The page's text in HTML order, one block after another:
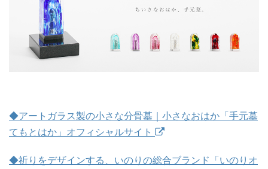
◆アートガラス製の小さな分骨墓｜小さなおはか「手元墓
てもとはか」オフィシャルサイト
◆祈りをデザインする、いのりの総合ブランド「いのりオ